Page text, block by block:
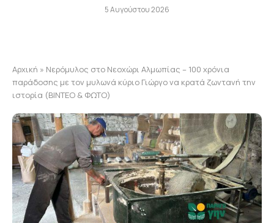
5 Αυγούστου 2026
Αρχική » Νερόμυλος στο Νεοχώρι Αλμωπίας – 100 χρόνια
παράδοσης με τον μυλωνά κύριο Γιώργο να κρατά ζωντανή την
ιστορία (ΒΙΝΤΕΟ & ΦΩΤΟ)